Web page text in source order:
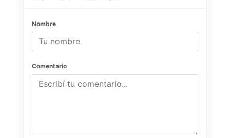
Nombre
Comentario